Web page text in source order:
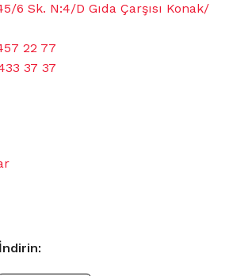
6 Sk. N:4/D Gıda Çarşısı Konak/
22 77
37 37